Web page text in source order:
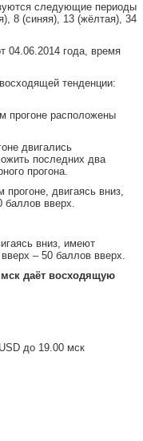
следующие периоды
8 (синяя), 13 (жёлтая), 34
04.06.2014 года, время
тенденции:
прогоне расположены
двигались
последних два
прогона.
двигаясь вниз,
баллов вверх.
вниз, имеют
– 50 баллов вверх.
мск даёт восходящую